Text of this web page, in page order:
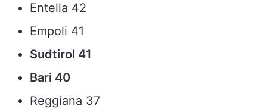
Entella 42
Empoli 41
Sudtirol 41
Bari 40
Reggiana 37